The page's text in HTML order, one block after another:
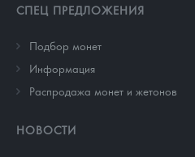
СПЕЦ ПРЕДЛОЖЕНИЯ
Подбор монет
Информация
Распродажа монет и жетонов
НОВОСТИ